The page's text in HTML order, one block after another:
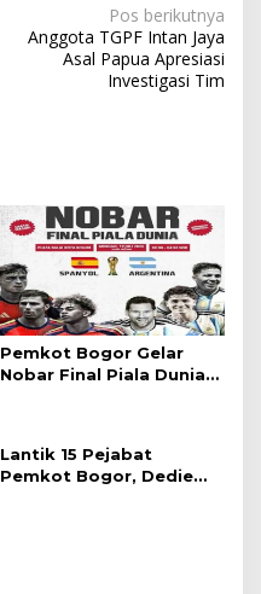
Pos berikutnya
Anggota TGPF Intan Jaya
Asal Papua Apresiasi
Investigasi Tim
Pemkot Bogor Gelar
Nobar Final Piala Dunia
Lantik 15 Pejabat
Pemkot Bogor, Dedie